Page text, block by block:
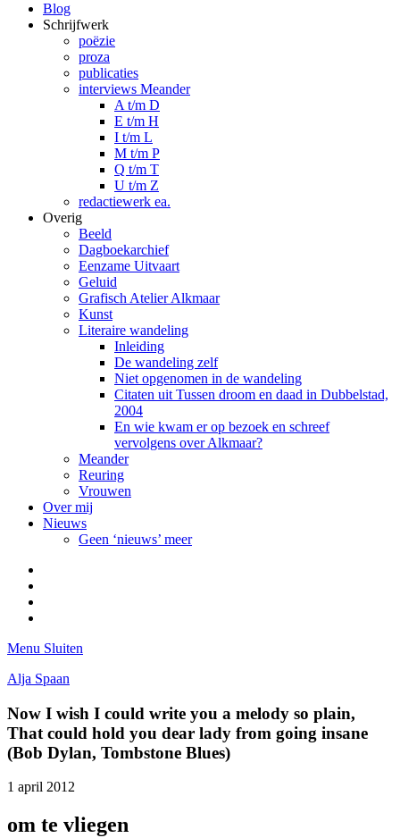
Blog
Schrijfwerk
poëzie
proza
publicaties
interviews Meander
A t/m D
E t/m H
I t/m L
M t/m P
Q t/m T
U t/m Z
redactiewerk ea.
Overig
Beeld
Dagboekarchief
Eenzame Uitvaart
Geluid
Grafisch Atelier Alkmaar
Kunst
Literaire wandeling
Inleiding
De wandeling zelf
Niet opgenomen in de wandeling
Citaten uit Tussen droom en daad in Dubbelstad,
2004
En wie kwam er op bezoek en schreef
vervolgens over Alkmaar?
Meander
Reuring
Vrouwen
Over mij
Nieuws
Geen ‘nieuws’ meer
Menu Sluiten
Alja Spaan
Now I wish I could write you a melody so plain,
That could hold you dear lady from going insane
(Bob Dylan, Tombstone Blues)
1 april 2012
om te vliegen